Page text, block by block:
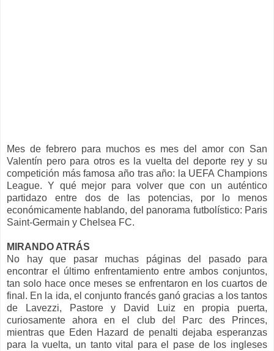
Mes de febrero para muchos es mes del amor con San
Valentín pero para otros es la vuelta del deporte rey y su
competición más famosa año tras año: la UEFA Champions
League. Y qué mejor para volver que con un auténtico
partidazo entre dos de las potencias, por lo menos
económicamente hablando, del panorama futbolístico: Paris
Saint-Germain y Chelsea FC.
MIRANDO ATRÁS
No hay que pasar muchas páginas del pasado para
encontrar el último enfrentamiento entre ambos conjuntos,
tan solo hace once meses se enfrentaron en los cuartos de
final. En la ida, el conjunto francés ganó gracias a los tantos
de Lavezzi, Pastore y David Luiz en propia puerta,
curiosamente ahora en el club del Parc des Princes,
mientras que Eden Hazard de penalti dejaba esperanzas
para la vuelta, un tanto vital para el pase de los ingleses